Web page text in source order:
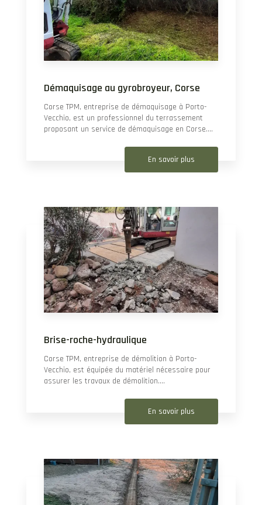
Démaquisage au gyrobroyeur, Corse
Corse TPM, entreprise de démaquisage à Porto-
Vecchio, est un professionnel du terrassement
proposant un service de démaquisage en Corse....
En savoir plus
Brise-roche-hydraulique
Corse TPM, entreprise de démolition à Porto-
Vecchio, est équipée du matériel nécessaire pour
assurer les travaux de démolition....
En savoir plus